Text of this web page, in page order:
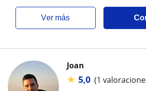
ver más
Joan
★ 5,0 (1